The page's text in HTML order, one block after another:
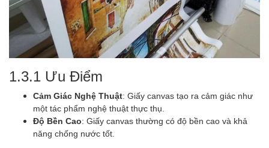
1.3.1 Ưu Điểm
Cảm Giác Nghệ Thuật: Giấy canvas tạo ra cảm giác như
một tác phẩm nghệ thuật thực thụ.
Độ Bền Cao: Giấy canvas thường có độ bền cao và khả
năng chống nước tốt.